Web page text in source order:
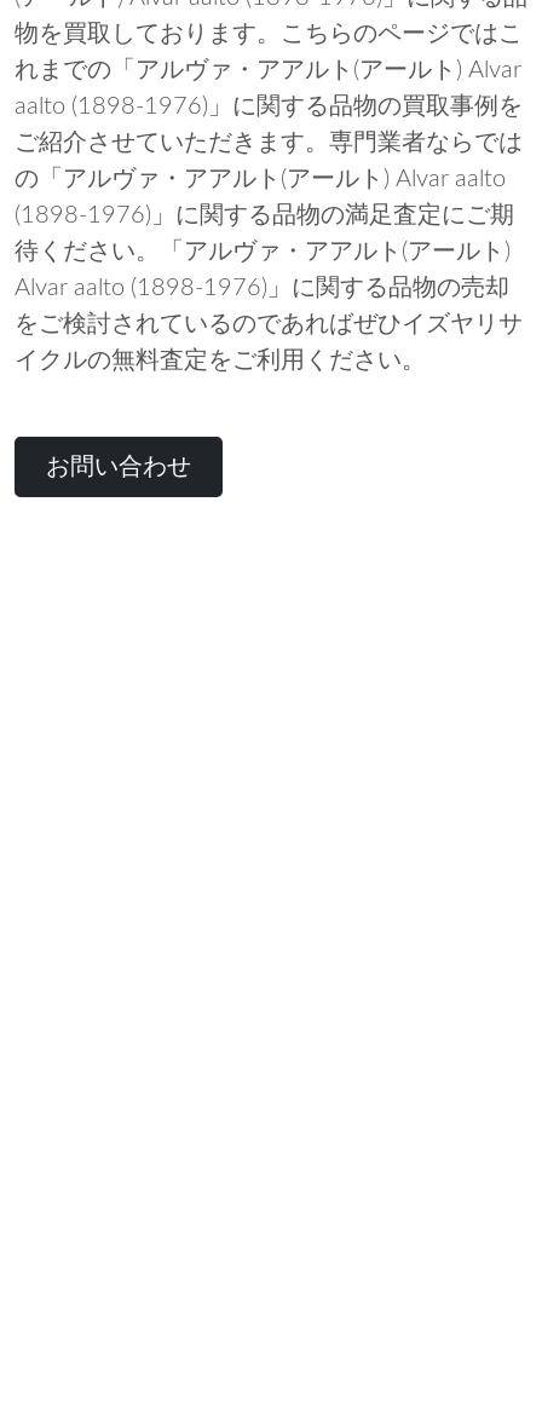
物を買取しております。こちらのページではこ
れまでの「アルヴァ・アアルト(アールト) Alvar
aalto (1898-1976)」に関する品物の買取事例を
ご紹介させていただきます。専門業者ならでは
の「アルヴァ・アアルト(アールト) Alvar aalto
(1898-1976)」に関する品物の満足査定にご期
待ください。「アルヴァ・アアルト(アールト)
Alvar aalto (1898-1976)」に関する品物の売却
をご検討されているのであればぜひイズヤリサ
イクルの無料査定をご利用ください。
お問い合わせ